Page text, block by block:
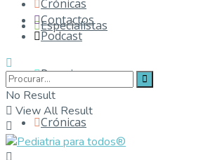
Especialistas
Parceiros
Crónicas
Crónicas
Contactos
Podcast
No Result
View All Result